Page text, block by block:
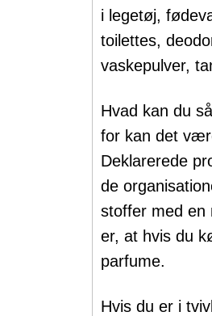
i legetøj,
toilettes,
vaskepulver,
Hvad kan du
for kan det
Deklarerede
de
stoffer med en
er, at hvis du
parfume.
Hvis du er i